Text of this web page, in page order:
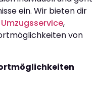
ein. Wir bieten dir
Umzugsservice,
von